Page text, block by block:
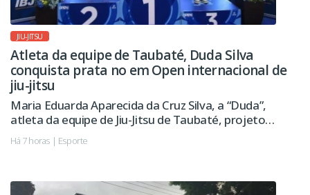
JIU-JITSU
Atleta da equipe de Taubaté, Duda Silva
conquista prata no em Open internacional de
jiu-jitsu
Maria Eduarda Aparecida da Cruz Silva, a “Duda”,
atleta da equipe de Jiu-Jitsu de Taubaté, projeto
esportivo apoiado pela Prefeitura, conquistou a
medalha de prata no São Paulo International Open
de Barueri.
Há 7 horas | Esporte